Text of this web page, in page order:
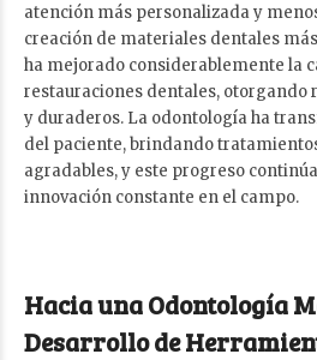
atención más personalizada y
creación de materiales dentales
ha mejorado considerablemente la
restauraciones dentales, otorgando
y duraderos. La odontología ha
del paciente, brindando
agradables, y este progreso
innovación constante en el campo.
Hacia una Odontología
Desarrollo de